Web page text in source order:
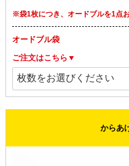
※袋1枚につき、オードブルを1点
オードブル袋
ご注文はこちら▼
からあ